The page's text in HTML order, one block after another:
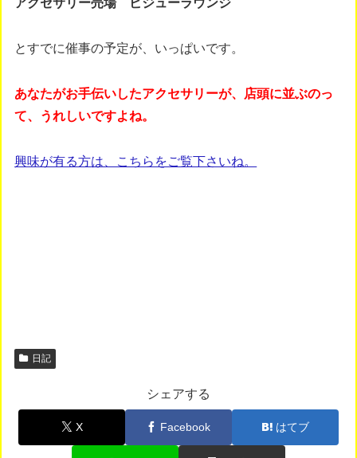
アクセサリー売場 ビジューラウンジ
とすでに催事の予定が、いっぱいです。
あなたがお手伝いしたアクセサリーが、店頭に並ぶのっ
て、うれしいですよね。
興味が有る方は、こちらをご覧下さいね。
日記
シェアする
X Facebook はてブ